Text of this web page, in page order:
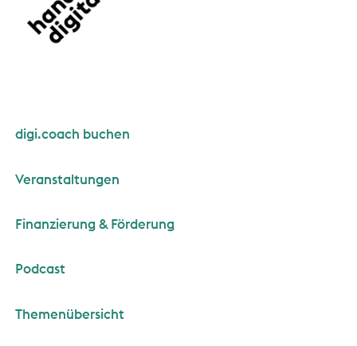
digi.coach buchen
Veranstaltungen
Finanzierung & Förderung
Podcast
Themenübersicht